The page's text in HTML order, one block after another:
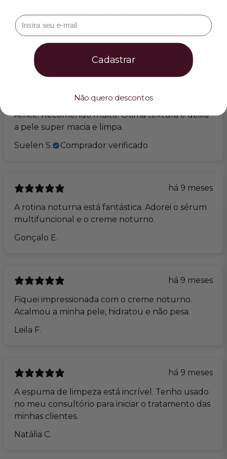
para contornos de olhos mas nunca um igual ao
360 da Lees
Sandra G.
Ameii.. Recomendo muito! Ótima textura e deixa
a pele super macia e limpa.
Suelen S.
Comprador verificado
há 9 meses
A rotina noturna está fantástica. Adorei o sérum
multifuncional e o creme noturno.
Gonçalo E.
há 9 meses
Fiquei impressionada com o creme noturno.
Acalmou a minha pele, hidratou e não pesa.
Leila F.
há 9 meses
A espuma de limpeza está incrível. Tenho usado
no meu consultório para iniciar o tratamento das
minhas clientes.
Natália C.
Insira seu e-mail
Cadastrar
Não quero descontos